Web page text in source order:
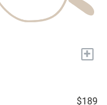
+
$189